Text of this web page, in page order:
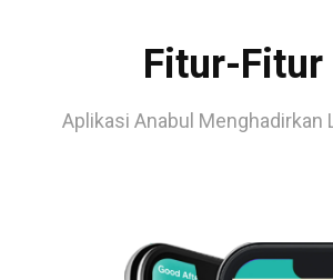
Fitur-Fitur
Aplikasi Anabul Menghadirkan